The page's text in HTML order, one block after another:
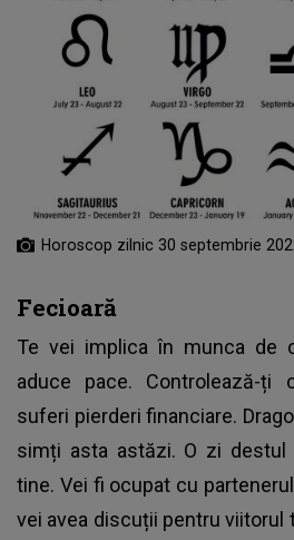
Horoscop zilnic 30 septembrie
Fecioară
Te vei implica în munca de
aduce pace. Controlează-ți
suferi pierderi financiare.
simți asta astăzi. O zi destul
tine. Vei fi ocupat cu
vei avea discuții pentru viitorul